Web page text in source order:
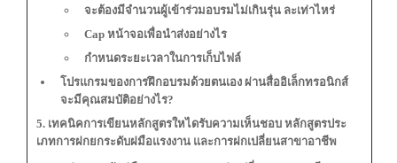
จะต้องมีจำนวนผู้เข้าร่วมอบรมไม่เกินรุ่น ละเท่าไหร่
Cap หน้าจอเพื่อนำส่งอย่างไร
กำหนดระยะเวลาในการเก็บไฟล์
โปรแกรมของการฝึกอบรมด้วยตนเอง ผ่านสื่ออิเล็กทรอนิกส์
จะมีคุณสมบัติอย่างไร?
5. เทคนิคการเขียนหลักสูตรใหไดรับความเห็นชอบ หลักสูตรประ
เภทการฝกยกระดับฝมือแรงงาน และการฝกเปลี่ยนสาขาอาชีพ